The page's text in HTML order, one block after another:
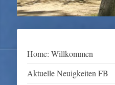
Home: Willkommen
Aktuelle Neuigkeiten FB